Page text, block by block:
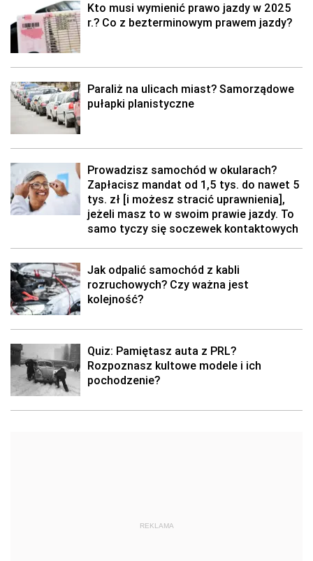
Kto musi wymienić prawo jazdy w 2025
r.? Co z bezterminowym prawem jazdy?
Paraliż na ulicach miast? Samorządowe
pułapki planistyczne
Prowadzisz samochód w okularach?
Zapłacisz mandat od 1,5 tys. do nawet 5
tys. zł [i możesz stracić uprawnienia],
jeżeli masz to w swoim prawie jazdy. To
samo tyczy się soczewek kontaktowych
Jak odpalić samochód z kabli
rozruchowych? Czy ważna jest
kolejność?
Quiz: Pamiętasz auta z PRL?
Rozpoznasz kultowe modele i ich
pochodzenie?
REKLAMA